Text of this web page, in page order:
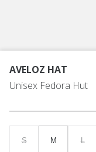
AVELOZ HAT
Unisex Fedora Hut
S M L